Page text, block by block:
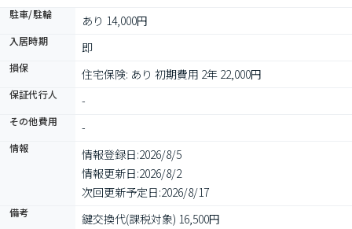
駐車/駐輪 あり 14,000円
入居時期 即
損保 住宅保険: あり 初期費用 2年 22,000円
保証代行人 -
その他費用 -
情報 情報登録日:2026/8/5
情報更新日:2026/8/2
次回更新予定日:2026/8/17
備考
鍵交換代(課税対象) 16,500円